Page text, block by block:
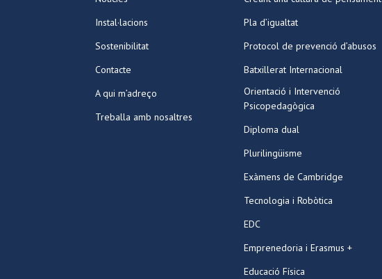
Instal·lacions
Sostenibilitat
Contacte
A qui m’adreço
Treballa amb nosaltres
Pla d’igualtat
Protocol de prevenció d’abusos
Batxillerat Internacional
Orientació i Intervenció
Psicopedagògica
Diploma dual
Plurilingüisme
Exàmens de Cambridge
Tecnologia i Robòtica
EDC
Emprenedoria i Erasmus +
Educació Física